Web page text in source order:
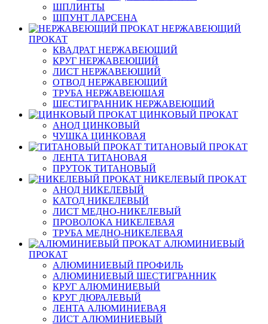
ШПЛИНТЫ
ШПУНТ ЛАРСЕНА
НЕРЖАВЕЮЩИЙ
ПРОКАТ
КВАДРАТ НЕРЖАВЕЮЩИЙ
КРУГ НЕРЖАВЕЮЩИЙ
ЛИСТ НЕРЖАВЕЮЩИЙ
ОТВОД НЕРЖАВЕЮЩИЙ
ТРУБА НЕРЖАВЕЮЩАЯ
ШЕСТИГРАННИК НЕРЖАВЕЮЩИЙ
ЦИНКОВЫЙ ПРОКАТ
АНОД ЦИНКОВЫЙ
ЧУШКА ЦИНКОВАЯ
ТИТАНОВЫЙ ПРОКАТ
ЛЕНТА ТИТАНОВАЯ
ПРУТОК ТИТАНОВЫЙ
НИКЕЛЕВЫЙ ПРОКАТ
АНОД НИКЕЛЕВЫЙ
КАТОД НИКЕЛЕВЫЙ
ЛИСТ МЕДНО-НИКЕЛЕВЫЙ
ПРОВОЛОКА НИКЕЛЕВАЯ
ТРУБА МЕДНО-НИКЕЛЕВАЯ
АЛЮМИНИЕВЫЙ
ПРОКАТ
АЛЮМИНИЕВЫЙ ПРОФИЛЬ
АЛЮМИНИЕВЫЙ ШЕСТИГРАННИК
КРУГ АЛЮМИНИЕВЫЙ
КРУГ ДЮРАЛЕВЫЙ
ЛЕНТА АЛЮМИНИЕВАЯ
ЛИСТ АЛЮМИНИЕВЫЙ